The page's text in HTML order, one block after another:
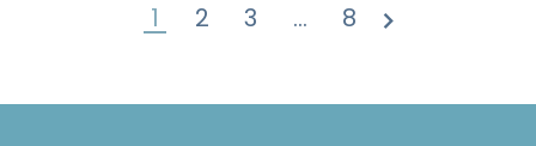
1 2 3 … 8